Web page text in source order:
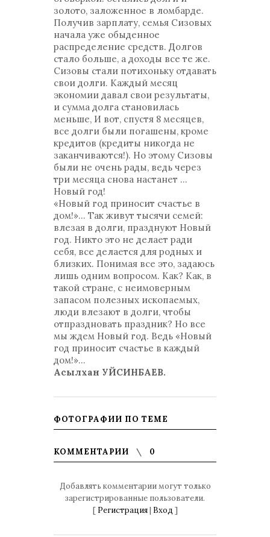
золото, заложенное в ломбарде.
Получив зарплату, семья Сизовых
начала уже обыденное
распределение средств. Долгов
стало больше, а доходы все те же.
Сизовы стали потихоньку отдавать
свои долги. Каждый месяц
экономии давал свои результаты,
и сумма долга становилась
меньше, И вот, спустя 8 месяцев,
все долги были погашены, кроме
кредитов (кредиты никогда не
заканчиваются!). Но этому Сизовы
были не очень рады, ведь через
три месяца снова настанет …
Новый год!
«Новый год приносит счастье в
дом!»... Так живут тысячи семей:
влезая в долги, празднуют Новый
год. Никто это не делает ради
себя, все делается для родных и
близких. Понимая все это, задаюсь
лишь одним вопросом. Как? Как, в
такой стране, с неимоверным
запасом полезных ископаемых,
люди влезают в долги, чтобы
отпраздновать праздник? Но все
мы ждем Новый год. Ведь «Новый
год приносит счастье в каждый
дом!»...
Асылхан УЙСИНБАЕВ.
ФОТОГРАФИИ ПО ТЕМЕ
КОММЕНТАРИИ 0
Добавлять комментарии могут только
зарегистрированные пользователи.
[ Регистрация| Вход ]